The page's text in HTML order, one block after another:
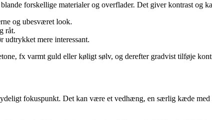
forskellige materialer og overflader. Det giver kontrast og
og ubesværet look.
råt.
udtrykket mere interessant.
fx varmt guld eller køligt sølv, og derefter gradvist tilføje
fokuspunkt. Det kan være et vedhæng, en særlig kæde